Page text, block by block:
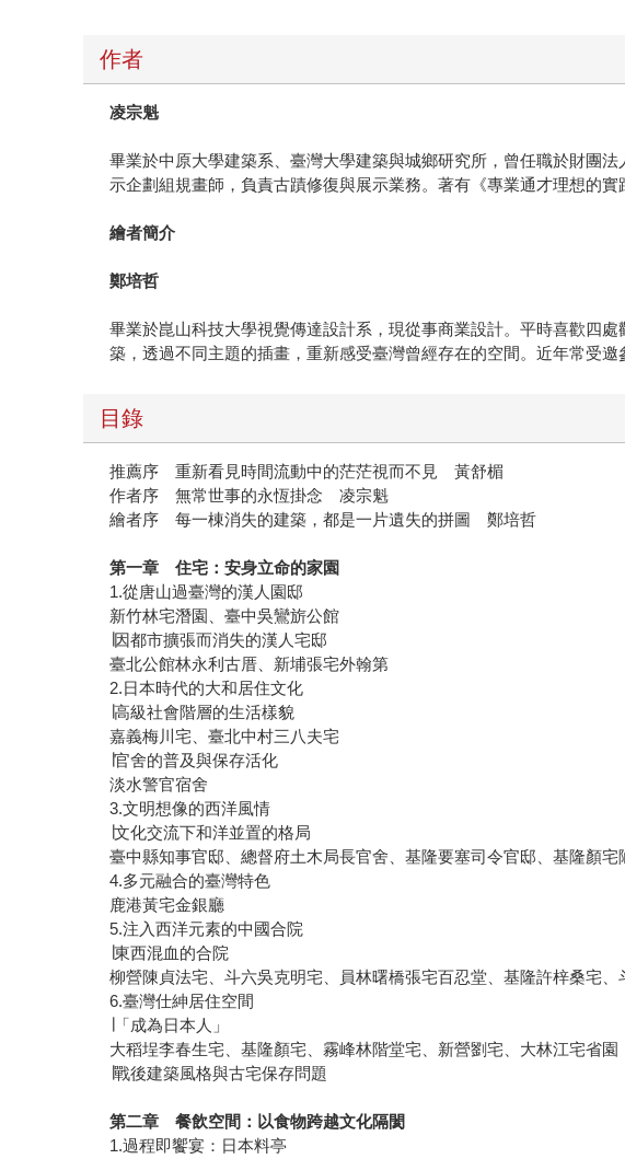
作者
凌宗魁
畢業於中原大學建築系、臺灣大學建築與城鄉研究所，曾任職於財團
示企劃組規畫師，負責古蹟修復與展示業務。著有《專業通才理想的
繪者簡介
鄭培哲
畢業於崑山科技大學視覺傳達設計系，現從事商業設計。平時喜歡四
築，透過不同主題的插畫，重新感受臺灣曾經存在的空間。近年常受
目錄
推薦序 重新看見時間流動中的茫茫視而不見 黃舒楣
作者序 無常世事的永恆掛念 凌宗魁
繪者序 每一棟消失的建築，都是一片遺失的拼圖 鄭培哲
第一章 住宅：安身立命的家園
1.從唐山過臺灣的漢人園邸
新竹林宅潛園、臺中吳鸞旂公館
∣因都市擴張而消失的漢人宅邸
臺北公館林永利古厝、新埔張宅外翰第
2.日本時代的大和居住文化
∣高級社會階層的生活樣貌
嘉義梅川宅、臺北中村三八夫宅
∣官舍的普及與保存活化
淡水警官宿舍
3.文明想像的西洋風情
∣文化交流下和洋並置的格局
臺中縣知事官邸、總督府土木局長官舍、基隆要塞司令官邸、基隆顏宅
4.多元融合的臺灣特色
鹿港黃宅金銀廳
5.注入西洋元素的中國合院
∣東西混血的合院
柳營陳貞法宅、斗六吳克明宅、員林曙橋張宅百忍堂、基隆許梓桑宅
6.臺灣仕紳居住空間
∣「成為日本人」
大稻埕李春生宅、基隆顏宅、霧峰林階堂宅、新營劉宅、大林江宅省園
∣戰後建築風格與古宅保存問題
第二章 餐飲空間：以食物跨越文化隔閡
1.過程即饗宴：日本料亭